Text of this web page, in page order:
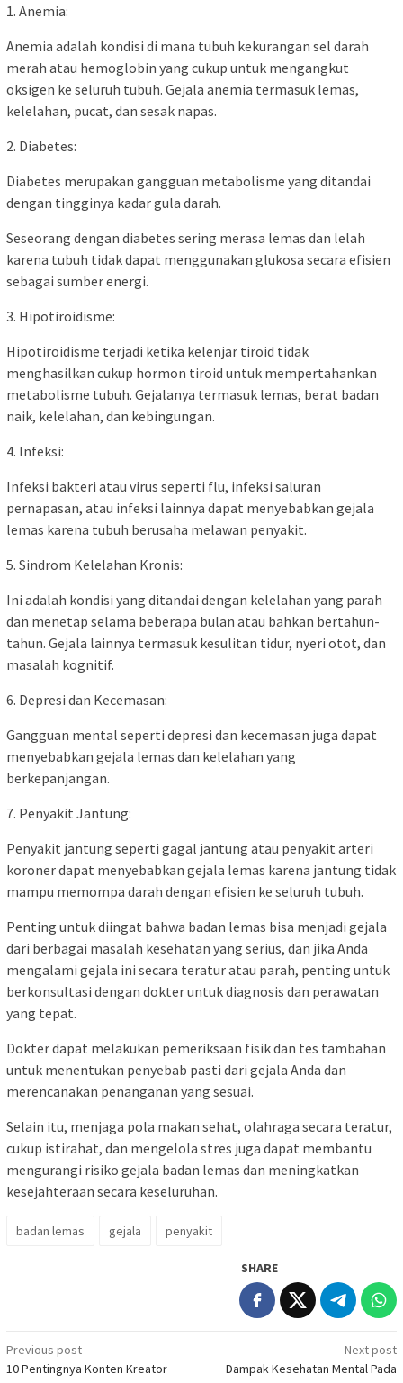
1. Anemia:
Anemia adalah kondisi di mana tubuh kekurangan sel darah
merah atau hemoglobin yang cukup untuk mengangkut
oksigen ke seluruh tubuh. Gejala anemia termasuk lemas,
kelelahan, pucat, dan sesak napas.
2. Diabetes:
Diabetes merupakan gangguan metabolisme yang ditandai
dengan tingginya kadar gula darah.
Seseorang dengan diabetes sering merasa lemas dan lelah
karena tubuh tidak dapat menggunakan glukosa secara efisien
sebagai sumber energi.
3. Hipotiroidisme:
Hipotiroidisme terjadi ketika kelenjar tiroid tidak
menghasilkan cukup hormon tiroid untuk mempertahankan
metabolisme tubuh. Gejalanya termasuk lemas, berat badan
naik, kelelahan, dan kebingungan.
4. Infeksi:
Infeksi bakteri atau virus seperti flu, infeksi saluran
pernapasan, atau infeksi lainnya dapat menyebabkan gejala
lemas karena tubuh berusaha melawan penyakit.
5. Sindrom Kelelahan Kronis:
Ini adalah kondisi yang ditandai dengan kelelahan yang parah
dan menetap selama beberapa bulan atau bahkan bertahun-
tahun. Gejala lainnya termasuk kesulitan tidur, nyeri otot, dan
masalah kognitif.
6. Depresi dan Kecemasan:
Gangguan mental seperti depresi dan kecemasan juga dapat
menyebabkan gejala lemas dan kelelahan yang
berkepanjangan.
7. Penyakit Jantung:
Penyakit jantung seperti gagal jantung atau penyakit arteri
koroner dapat menyebabkan gejala lemas karena jantung tidak
mampu memompa darah dengan efisien ke seluruh tubuh.
Penting untuk diingat bahwa badan lemas bisa menjadi gejala
dari berbagai masalah kesehatan yang serius, dan jika Anda
mengalami gejala ini secara teratur atau parah, penting untuk
berkonsultasi dengan dokter untuk diagnosis dan perawatan
yang tepat.
Dokter dapat melakukan pemeriksaan fisik dan tes tambahan
untuk menentukan penyebab pasti dari gejala Anda dan
merencanakan penanganan yang sesuai.
Selain itu, menjaga pola makan sehat, olahraga secara teratur,
cukup istirahat, dan mengelola stres juga dapat membantu
mengurangi risiko gejala badan lemas dan meningkatkan
kesejahteraan secara keseluruhan.
badan lemas gejala penyakit
SHARE
Post
Previous post
10 Pentingnya Konten Kreator
Next post
Dampak Kesehatan Mental Pada